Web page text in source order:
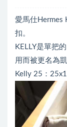
愛馬仕Hermes
扣。
KELLY是單把
用而被更名為凱
Kelly 25：